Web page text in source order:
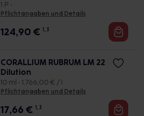
1 P •
Pflichtangaben und Details
124,90 € 1, 3
CORALLIUM RUBRUM LM 22
Dilution
10 ml • 1.766,00 € / l
Pflichtangaben und Details
17,66 € 1, 3